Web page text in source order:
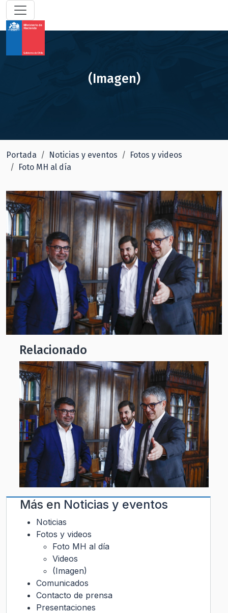
(Imagen)
Portada Noticias y eventos
Fotos y videos
Foto MH al día
Relacionado
Más en Noticias y eventos
Noticias
Fotos y videos
Foto MH al día
Videos
(Imagen)
Comunicados
Contacto de prensa
Presentaciones